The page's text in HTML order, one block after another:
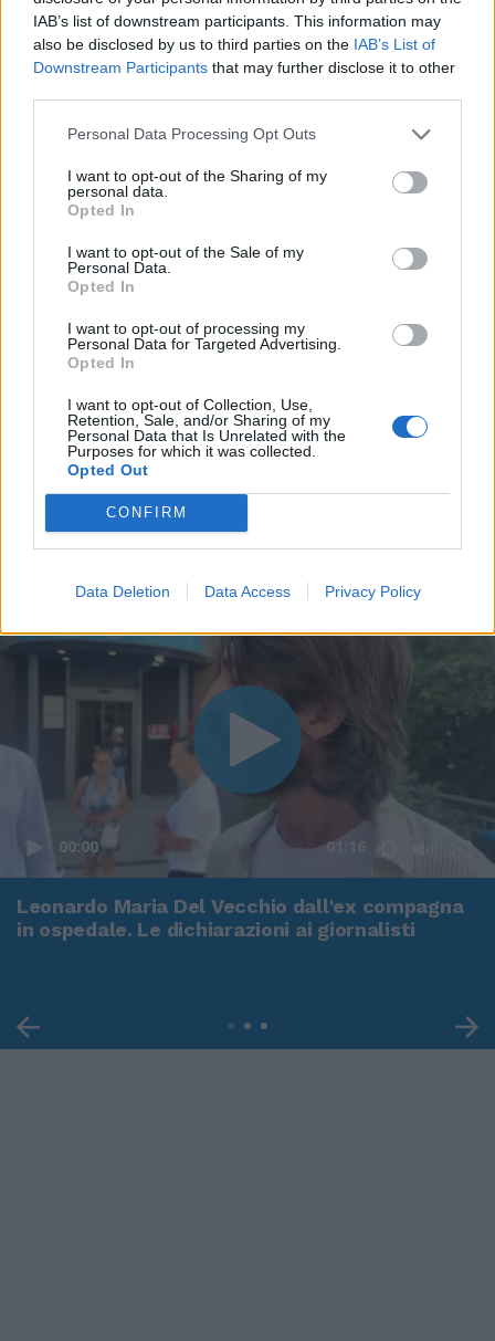
IAB’s list of downstream participants. This information may
also be disclosed by us to third parties on the IAB’s List of
Downstream Participants that may further disclose it to other
Personal Data Processing Opt Outs
I want to opt-out of the Sharing of my
personal data.
Opted In
I want to opt-out of the Sale of my
Personal Data.
Opted In
I want to opt-out of processing my
Personal Data for Targeted Advertising.
Opted In
I want to opt-out of Collection, Use,
Retention, Sale, and/or Sharing of my
Personal Data that Is Unrelated with the
Purposes for which it was collected.
Opted Out
CONFIRM
Data Deletion Data Access Privacy Policy
00:00 01:16
Leonardo Maria Del Vecchio dall'ex compagna
in ospedale. Le dichiarazioni ai giornalisti